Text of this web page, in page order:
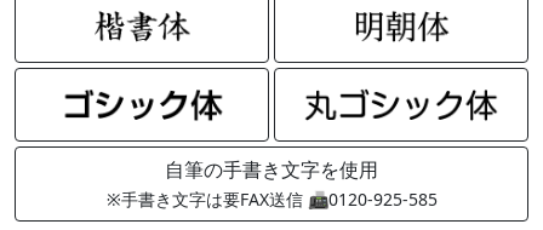
自筆の手書き文字を使用
※手書き文字は要FAX送信 📠0120-925-585